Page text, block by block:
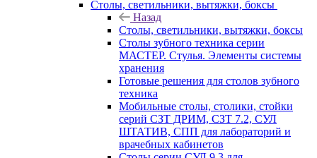
Cтолы, светильники, вытяжки, боксы
Назад
Cтолы, светильники, вытяжки, боксы
Столы зубного техника серии
МАСТЕР. Стулья. Элементы системы
хранения
Готовые решения для столов зубного
техника
Мобильные столы, столики, стойки
серий СЗТ ДРИМ, СЗТ 7.2, СУЛ
ШТАТИВ, СПП для лабораторий и
врачебных кабинетов